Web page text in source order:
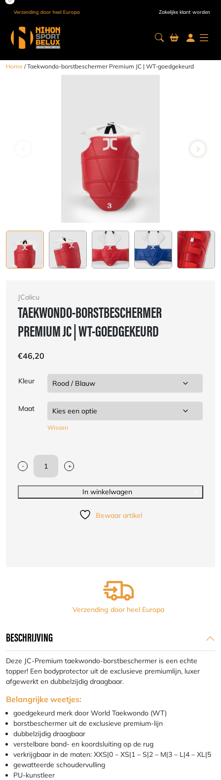
Verzending door heel Europa Zakelijke klant worden
Home / Taekwondo-borstbeschermer Premium JC | WT-goedgekeurd
JCalicu
TAEKWONDO-BORSTBESCHERMER
PREMIUM JC | WT-GOEDGEKEURD
€46,20
Kleur
Maat
Wissen
-
Taekwondo-
JC
+
In winkelwagen
Bewaar artikel
Verzending door heel Europa
BESCHRIJVING
Deze JC-Premium taekwondo-borstbeschermer is een echte
topper! Een bodyprotector uit de exclusieve premiumlijn, luxer
afgewerkt en dubbelzijdig draagbaar.
Belangrijke weetjes:
goedgekeurd merk door World Taekwondo (WT)
borstbeschermer uit de exclusieve premium-lijn
dubbelzijdig draagbaar
verstelbare band- en koordsluiting op de rug
verkrijgbaar in de maten: XXS|0 – XS|1 – S|2 – M|3 – L|4 – XL|5
gewatteerde schoudervulling
PU-kunstleer